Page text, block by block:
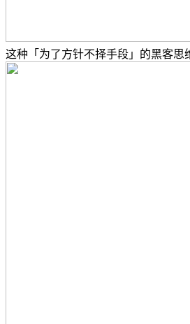
这种「为了方针不择手段」的黑客思